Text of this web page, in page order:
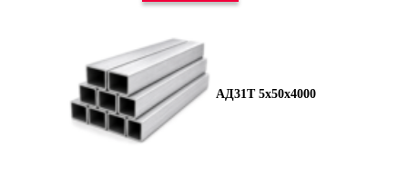
АД31Т 5х50х4000